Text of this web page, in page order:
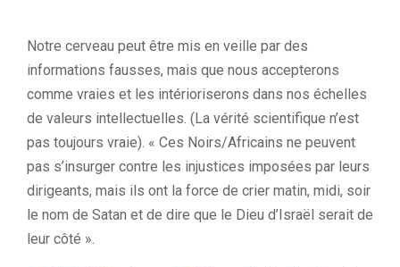
Notre cerveau peut être mis en veille par des
informations fausses, mais que nous accepterons
comme vraies et les intérioriserons dans nos échelles
de valeurs intellectuelles. (La vérité scientifique n’est
pas toujours vraie). « Ces Noirs/Africains ne peuvent
pas s’insurger contre les injustices imposées par leurs
dirigeants, mais ils ont la force de crier matin, midi, soir
le nom de Satan et de dire que le Dieu d’Israël serait de
leur côté ».